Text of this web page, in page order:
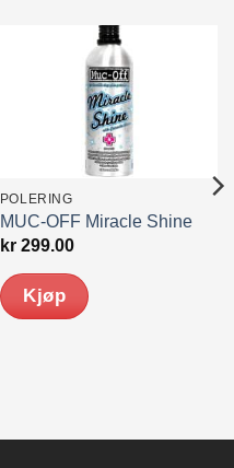
POLERING
MUC-OFF Miracle Shine
kr299.00
Kjøp